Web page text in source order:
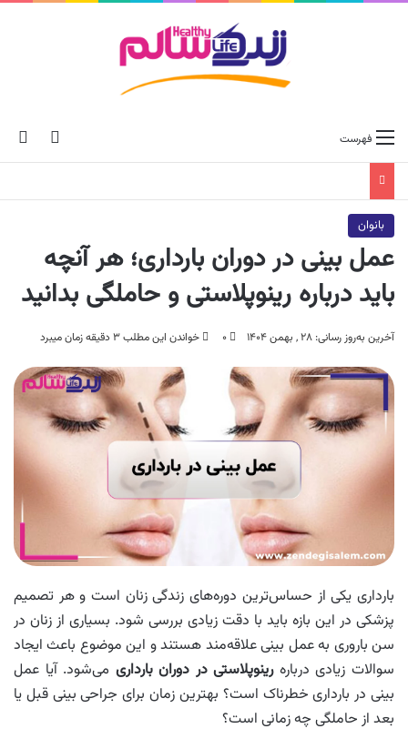
skin فهرست
بانوان
عمل بینی در دوران بارداری؛ هر آنچه
باید درباره رینوپلاستی و حاملگی بدانید
آخرین به‌روز رسانی: ۲۸ , بهمن ۱۴۰۴ ۰ خواندن این مطلب ۳ دقیقه زمان میبرد
بارداری یکی از حساس‌ترین دوره‌های زندگی زنان است و هر تصمیم
پزشکی در این بازه باید با دقت زیادی بررسی شود. بسیاری از زنان در
سن باروری به عمل بینی علاقه‌مند هستند و این موضوع باعث ایجاد
سوالات زیادی دربارهرینوپلاستی در دوران بارداری می‌شود. آیا عمل
بینی در بارداری خطرناک است؟ بهترین زمان برای جراحی بینی قبل یا
بعد از حاملگی چه زمانی است؟